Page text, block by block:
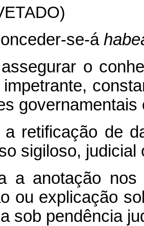
se-á
o
retificação de
sigiloso, judicial
a anotação nos
ou explicação
sob pendência